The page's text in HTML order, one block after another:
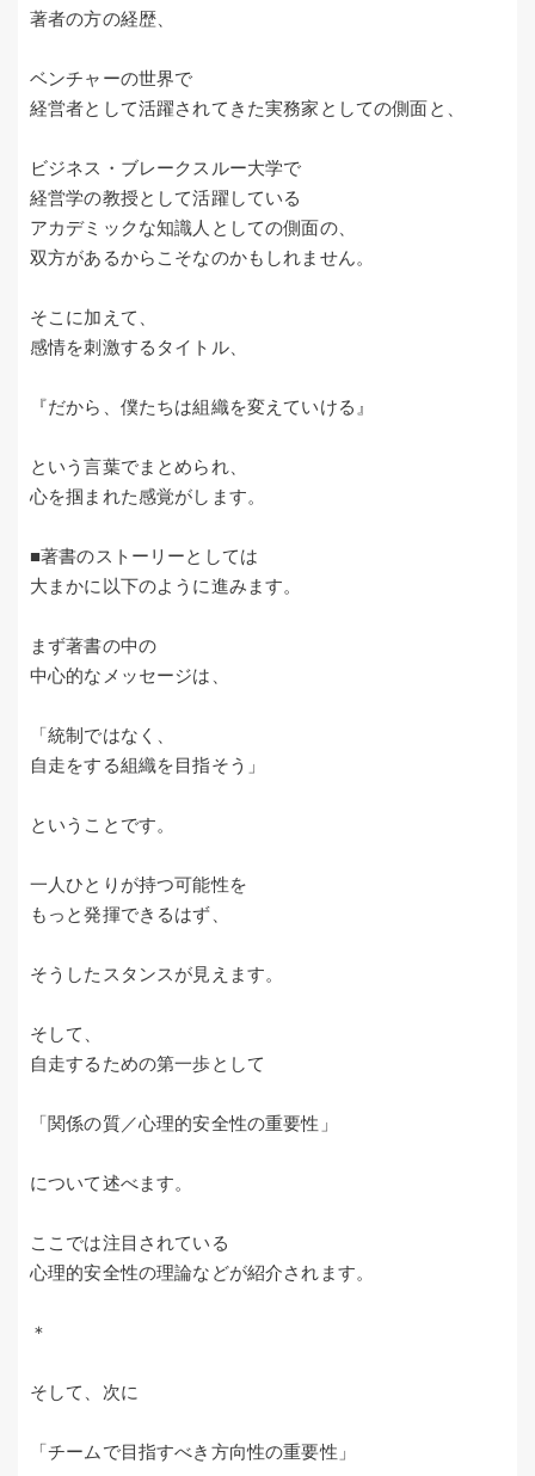
著者の方の経歴、
ベンチャーの世界で
経営者として活躍されてきた実務家としての側面と、
ビジネス・ブレークスルー大学で
経営学の教授として活躍している
アカデミックな知識人としての側面の、
双方があるからこそなのかもしれません。
そこに加えて、
感情を刺激するタイトル、
『だから、僕たちは組織を変えていける』
という言葉でまとめられ、
心を掴まれた感覚がします。
■著書のストーリーとしては
大まかに以下のように進みます。
まず著書の中の
中心的なメッセージは、
「統制ではなく、
自走をする組織を目指そう」
ということです。
一人ひとりが持つ可能性を
もっと発揮できるはず、
そうしたスタンスが見えます。
そして、
自走するための第一歩として
「関係の質／心理的安全性の重要性」
について述べます。
ここでは注目されている
心理的安全性の理論などが紹介されます。
＊
そして、次に
「チームで目指すべき方向性の重要性」